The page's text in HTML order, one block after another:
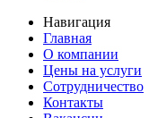
Навигация
Главная
О компании
Цены на услуги
Сотрудничество
Контакты